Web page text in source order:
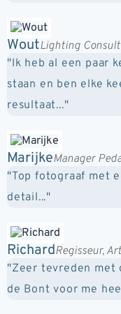
WoutLighting
"Ik heb al een paar
staan en ben elke
resultaat..."
MarijkeManager
"Top fotograaf met
detail..."
RichardRegisseur,
"Zeer tevreden met
de Bont voor me